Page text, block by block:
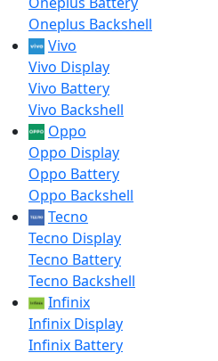
Oneplus Backshell
Vivo
Vivo Display
Vivo Battery
Vivo Backshell
Oppo
Oppo Display
Oppo Battery
Oppo Backshell
Tecno
Tecno Display
Tecno Battery
Tecno Backshell
Infinix
Infinix Display
Infinix Battery